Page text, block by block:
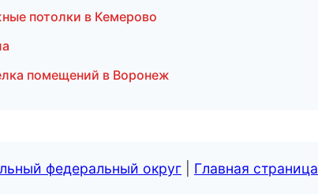
потолки в Кемерово
помещений в Воронеж
федеральный округ Главная страница